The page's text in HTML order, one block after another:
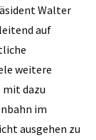
Walter
auf
weitere
mit dazu
im
ausgehen zu